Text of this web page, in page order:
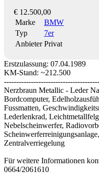
€ 12.500,00
Marke
BMW
Typ
7er
Anbieter Privat
Erstzulassung: 07.04.1989
KM-Stand: ~212.500
Nerzbraun Metallic - Leder
Bordcomputer,
Fussmatten,
Lederlenkrad,
Nebelscheinwerfer,
Zentralverriegelung
Für weitere Informationen
0664/2061610